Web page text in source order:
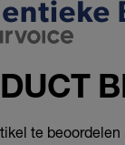
te